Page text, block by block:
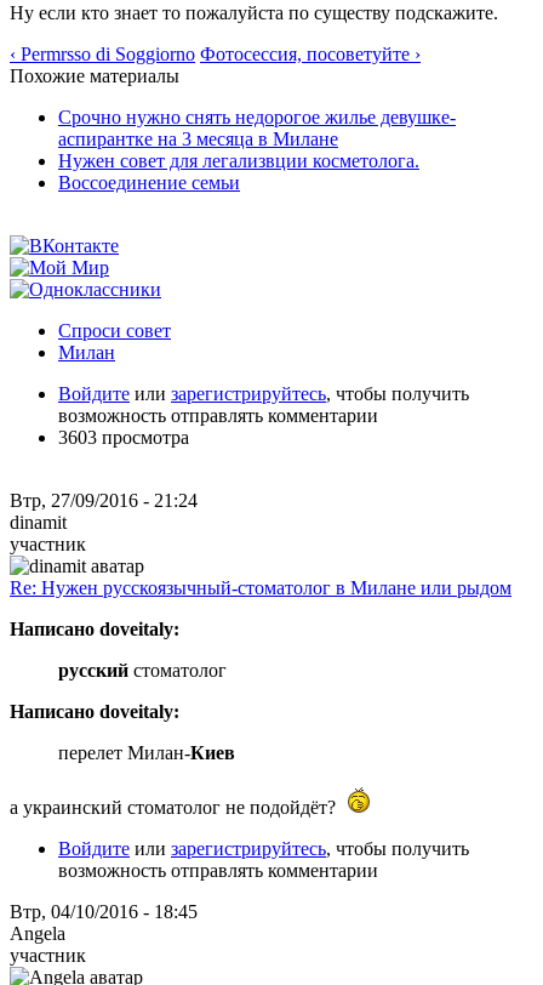
Ну если кто знает то пожалуйста по существу подскажите.
‹ Permrsso di Soggiorno Фотосессия, посоветуйте ›
Похожие материалы
Срочно нужно снять недорогое жилье девушке-
аспирантке на 3 месяца в Милане
Нужен совет для легализвции косметолога.
Воссоединение семьи
Спроси совет
Милан
Войдите или зарегистрируйтесь, чтобы получить
возможность отправлять комментарии
3603 просмотра
Втр, 27/09/2016 - 21:24
dinamit
участник
Re: Нужен русскоязычный-стоматолог в Милане или рыдом
Написано doveitaly:
русский стоматолог
Написано doveitaly:
перелет Милан-Киев
а украинский стоматолог не подойдёт?
Войдите или зарегистрируйтесь, чтобы получить
возможность отправлять комментарии
Втр, 04/10/2016 - 18:45
Angela
участник